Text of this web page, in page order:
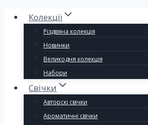
Колекції
Різдвяна колекція
Новинки
Великодня колекція
Набори
Свічки
Авторскі свічки
Ароматичні свічки